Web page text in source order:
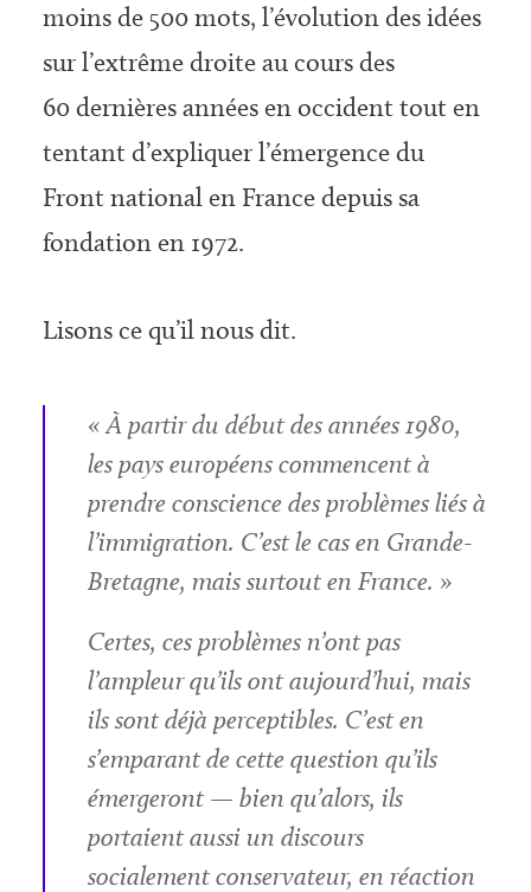
moins de 500 mots, l’évolution des idées
sur l’extrême droite au cours des
60 dernières années en occident tout en
tentant d’expliquer l’émergence du
Front national en France depuis sa
fondation en 1972.
Lisons ce qu’il nous dit.
« À partir du début des années 1980,
les pays européens commencent à
prendre conscience des problèmes liés à
l’immigration. C’est le cas en Grande-
Bretagne, mais surtout en France. »
Certes, ces problèmes n’ont pas
l’ampleur qu’ils ont aujourd’hui, mais
ils sont déjà perceptibles. C’est en
s’emparant de cette question qu’ils
émergeront — bien qu’alors, ils
portaient aussi un discours
socialement conservateur, en réaction